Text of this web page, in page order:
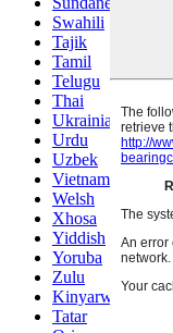
Swahili
Tajik
Tamil
Telugu
Thai
Ukrainian
Urdu
Uzbek
Vietnamese
Welsh
Xhosa
Yiddish
Yoruba
Zulu
Kinyarwanda
Tatar